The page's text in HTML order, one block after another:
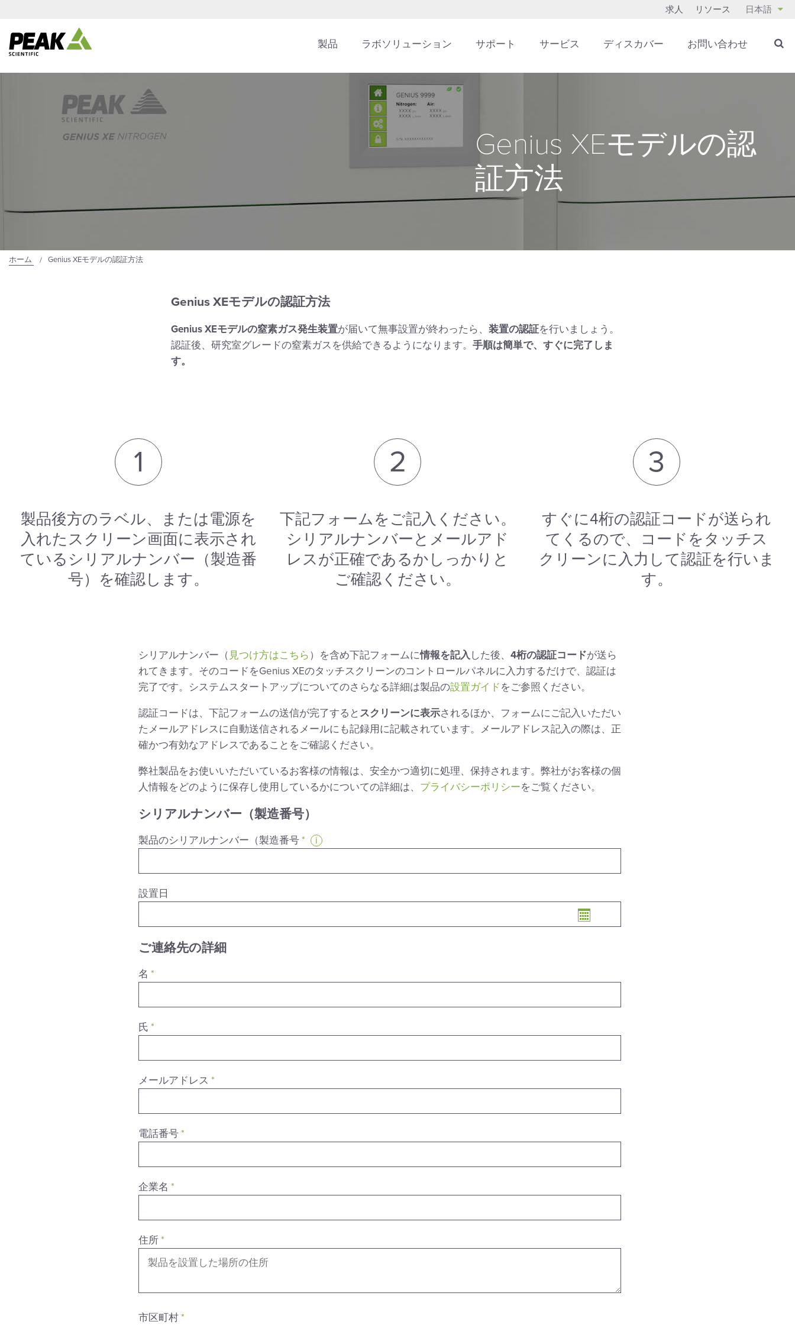
求人 リソース 日本語
製品 ラボソリューション サポート サービス ディスカバー お問い合わせ
Genius XEモデルの認
証方法
ホーム Genius XEモデルの認証方法
Genius XEモデルの認証方法
Genius XEモデルの窒素ガス発生装置が届いて無事設置が終わったら、 装置の認証を行いましょう。
認証後、研究室グレードの窒素ガスを供給できるようになります。 手順は簡単で、すぐに完了しま
す。
1
製品後方のラベル、または電源を
入れたスクリーン画面に表示され
ているシリアルナンバー（製造番
号）を確認します。
2
下記フォームをご記入ください。
シリアルナンバーとメールアド
レスが正確であるかしっかりと
ご確認ください。
3
すぐに4桁の認証コードが送られ
てくるので、コードをタッチス
クリーンに入力して認証を行いま
す。
シリアルナンバー（見つけ方はこちら）を含め下記フォームに情報を記入した後、 4桁の認証コードが送ら
れてきます。そのコードをGenius XEのタッチスクリーンのコントロールパネルに入力するだけで、認証は
完了です。システムスタートアップについてのさらなる詳細は製品の設置ガイドをご参照ください。
認証コードは、下記フォームの送信が完了するとスクリーンに表示されるほか、フォームにご記入いただい
たメールアドレスに自動送信されるメールにも記録用に記載されています。メールアドレス記入の際は、正
確かつ有効なアドレスであることをご確認ください。
弊社製品をお使いいただいているお客様の情報は、安全かつ適切に処理、保持されます。弊社がお客様の個
人情報をどのように保存し使用しているかについての詳細は、 プライバシーポリシーをご覧ください。
シリアルナンバー（製造番号）
製品のシリアルナンバー（製造番号* i
設置日
ご連絡先の詳細
名 *
氏 *
メールアドレス *
電話番号*
企業名 *
住所*
市区町村*